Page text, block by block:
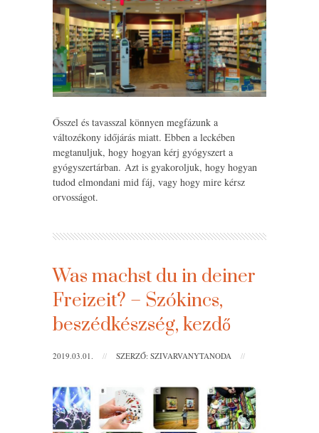
Ősszel és tavasszal könnyen megfázunk a
változékony időjárás miatt. Ebben a leckében
megtanuljuk, hogy hogyan kérj gyógyszert a
gyógyszertárban. Azt is gyakoroljuk, hogy hogyan
tudod elmondani mid fáj, vagy hogy mire kérsz
orvosságot.
Was machst du in deiner
Freizeit? – Szókincs,
beszédkészség, kezdő
2019.03.01. // SZERZŐ: SZIVARVANYTANODA //